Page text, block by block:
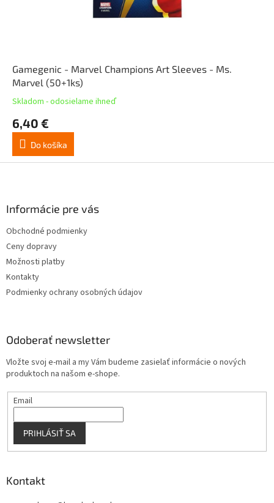
Gamegenic - Marvel Champions Art Sleeves - Ms.
Marvel (50+1ks)
Skladom - odosielame ihneď
6,40 €
Do košíka
Informácie pre vás
Obchodné podmienky
Ceny dopravy
Možnosti platby
Kontakty
Podmienky ochrany osobných údajov
Odoberať newsletter
Vložte svoj e-mail a my Vám budeme zasielať informácie o nových
produktoch na našom e-shope.
Email
PRIHLÁSIŤ SA
Kontakt